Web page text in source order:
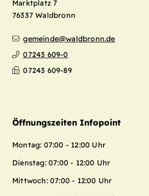
Marktplatz 7
76337 Waldbronn
gemeinde@waldbronn.de
07243 609-0
07243 609-89
Öffnungszeiten Infopoint
Montag: 07:00 - 12:00 Uhr
Dienstag: 07:00 - 12:00 Uhr
Mittwoch: 07:00 - 12:00 Uhr